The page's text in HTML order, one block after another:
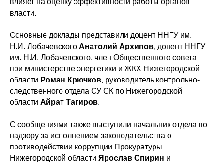
влияет на оценку эффективности работы органов
власти.
Основные доклады представили доцент ННГУ им.
Н.И. Лобачевского Анатолий Архипов, доцент ННГУ
им. Н.И. Лобачевского, член Общественного совета
при министерстве энергетики и ЖКХ Нижегородской
области Роман Крючков, руководитель контрольно-
следственного отдела СУ СК по Нижегородской
области Айрат Тагиров.
С сообщениями также выступили начальник отдела по
надзору за исполнением законодательства о
противодействии коррупции Прокуратуры
Нижегородской области Ярослав Спирин и